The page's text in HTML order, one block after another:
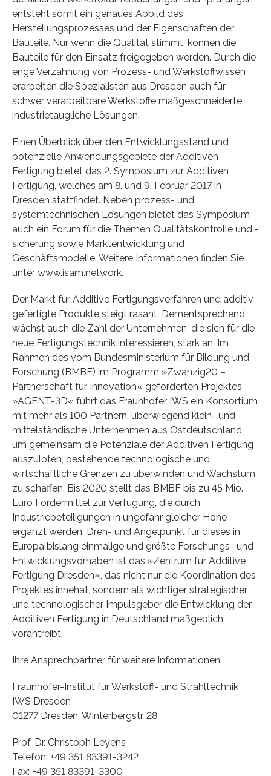
entsteht somit ein genaues Abbild des
Herstellungsprozesses und der Eigenschaften der
Bauteile. Nur wenn die Qualität stimmt, können die
Bauteile für den Einsatz freigegeben werden. Durch die
enge Verzahnung von Prozess- und Werkstoffwissen
erarbeiten die Spezialisten aus Dresden auch für
schwer verarbeitbare Werkstoffe maßgeschneiderte,
industrietaugliche Lösungen.
Einen Überblick über den Entwicklungsstand und
potenzielle Anwendungsgebiete der Additiven
Fertigung bietet das 2. Symposium zur Additiven
Fertigung, welches am 8. und 9. Februar 2017 in
Dresden stattfindet. Neben prozess- und
systemtechnischen Lösungen bietet das Symposium
auch ein Forum für die Themen Qualitätskontrolle und -
sicherung sowie Marktentwicklung und
Geschäftsmodelle. Weitere Informationen finden Sie
unter www.isam.network.
Der Markt für Additive Fertigungsverfahren und additiv
gefertigte Produkte steigt rasant. Dementsprechend
wächst auch die Zahl der Unternehmen, die sich für die
neue Fertigungstechnik interessieren, stark an. Im
Rahmen des vom Bundesministerium für Bildung und
Forschung (BMBF) im Programm »Zwanzig20 –
Partnerschaft für Innovation« geförderten Projektes
»AGENT-3D« führt das Fraunhofer IWS ein Konsortium
mit mehr als 100 Partnern, überwiegend klein- und
mittelständische Unternehmen aus Ostdeutschland,
um gemeinsam die Potenziale der Additiven Fertigung
auszuloten, bestehende technologische und
wirtschaftliche Grenzen zu überwinden und Wachstum
zu schaffen. Bis 2020 stellt das BMBF bis zu 45 Mio.
Euro Fördermittel zur Verfügung, die durch
Industriebeteiligungen in ungefähr gleicher Höhe
ergänzt werden. Dreh- und Angelpunkt für dieses in
Europa bislang einmalige und größte Forschungs- und
Entwicklungsvorhaben ist das »Zentrum für Additive
Fertigung Dresden«, das nicht nur die Koordination des
Projektes innehat, sondern als wichtiger strategischer
und technologischer Impulsgeber die Entwicklung der
Additiven Fertigung in Deutschland maßgeblich
vorantreibt.
Ihre Ansprechpartner für weitere Informationen:
Fraunhofer-Institut für Werkstoff- und Strahltechnik
IWS Dresden
01277 Dresden, Winterbergstr. 28
Prof. Dr. Christoph Leyens
Telefon: +49 351 83391-3242
Fax: +49 351 83391-3300